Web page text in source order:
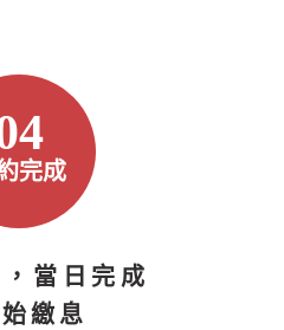
完成
當日完成
繳息